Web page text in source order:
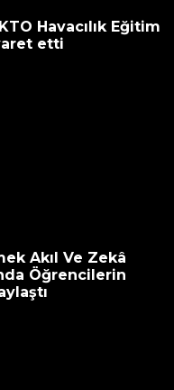
Havacılık Eğitim
etti
Akıl Ve Zekâ
Öğrencilerin